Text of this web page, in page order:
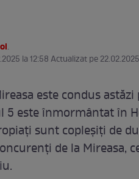
.
la 12:58 Actualizat pe
este condus
5 este înmormântat în
sunt copleșiți de
de la Mireasa,